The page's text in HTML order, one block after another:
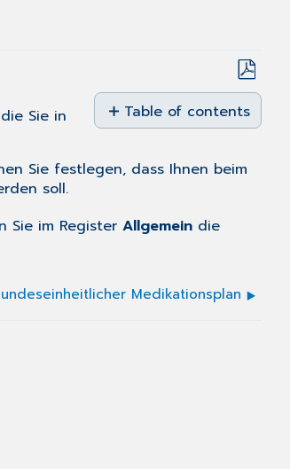
Save
as
PDF
Table of contents
No
Sie in
Sie festlegen, dass Ihnen beim
soll.
Sie im Register Allgemein die
Medikationsplan